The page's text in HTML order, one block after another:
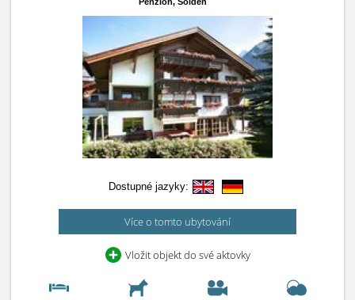
Dostupné jazyky:
Více o tomto ubytování
Vložit objekt do své aktovky